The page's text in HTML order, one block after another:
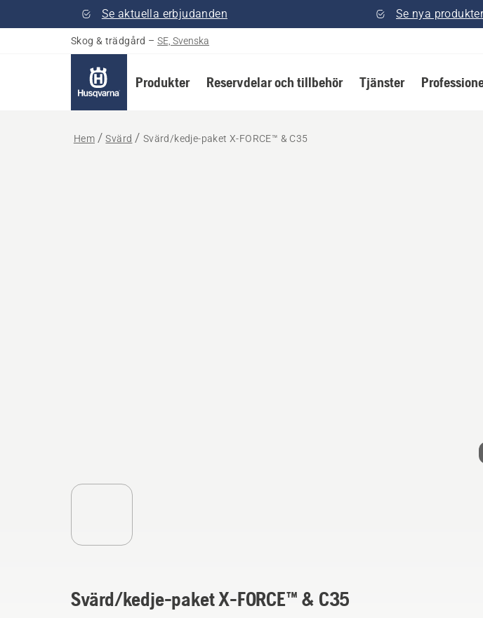
Se aktuella erbjudanden Se nya produkter
Skog & trädgård – SE, Svenska
Produkter Reservdelar och tillbehör Tjänster
Hem Svärd Svärd/kedje-paket X-FORCE™ & C35
Svärd/kedje-paket X-FORCE™ & C35